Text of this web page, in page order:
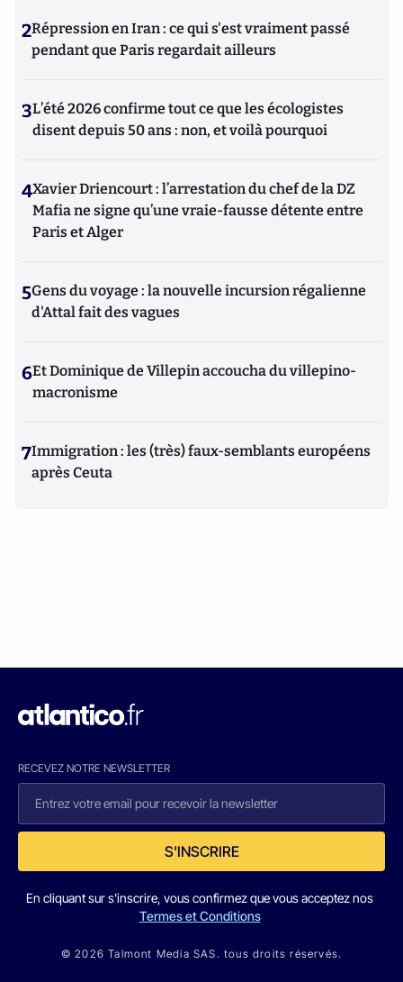
2Répression en Iran : ce qui s'est vraiment passé
pendant que Paris regardait ailleurs
3L’été 2026 confirme tout ce que les écologistes
disent depuis 50 ans : non, et voilà pourquoi
4Xavier Driencourt : l’arrestation du chef de la DZ
Mafia ne signe qu’une vraie-fausse détente entre
Paris et Alger
5Gens du voyage : la nouvelle incursion régalienne
d'Attal fait des vagues
6Et Dominique de Villepin accoucha du villepino-
macronisme
7Immigration : les (très) faux-semblants européens
après Ceuta
RECEVEZ NOTRE NEWSLETTER
S'INSCRIRE
En cliquant sur s'inscrire, vous confirmez que vous acceptez nos
Termes et Conditions
© 2026 Talmont Media SAS. tous droits réservés.